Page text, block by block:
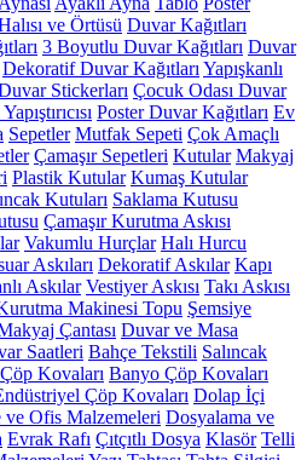
ve Örtüsü Duvar Kağıtları
3 Boyutlu Duvar Kağıtları Duvar
Dekoratif Duvar Kağıtları Yapışkanlı
Stickerları Çocuk Odası Duvar
Poster Duvar Kağıtları Ev
Sepetler Mutfak Sepeti Çok Amaçlı
Çamaşır Sepetleri Kutular Makyaj
Plastik Kutular Kumaş Kutular
Kutuları Saklama Kutusu
Çamaşır Kurutma Askısı
Vakumlu Hurçlar Halı Hurcu
Askıları Dekoratif Askılar Kapı
Askılar Vestiyer Askısı Takı Askısı
Makinesi Topu Şemsiye
Çantası Duvar ve Masa
Saatleri Bahçe Tekstili Salıncak
Çöp Kovaları Banyo Çöp Kovaları
Çöp Kovaları Dolap İçi
ve Ofis Malzemeleri Dosyalama ve
Evrak Rafı Çıtçıtlı Dosya Klasör Telli